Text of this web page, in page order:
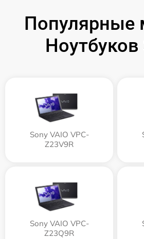
Популярные
Ноутбуков
Sony VAIO VPC-
Z23V9R
Sony VAIO VPC-
Z23Q9R